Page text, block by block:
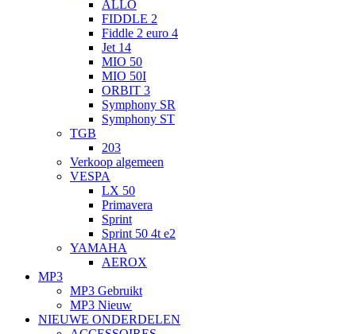
ALLO
FIDDLE 2
Fiddle 2 euro 4
Jet 14
MIO 50
MIO 50I
ORBIT 3
Symphony SR
Symphony ST
TGB
203
Verkoop algemeen
VESPA
LX 50
Primavera
Sprint
Sprint 50 4t e2
YAMAHA
AEROX
MP3
MP3 Gebruikt
MP3 Nieuw
NIEUWE ONDERDELEN